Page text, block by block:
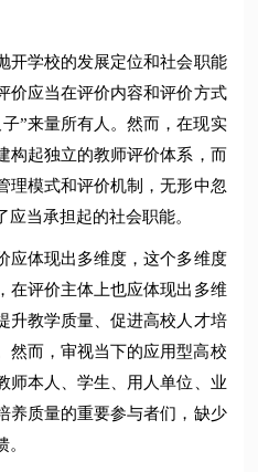
开学校的发展定位和社会职能
价应当在评价内容和评价方式
”来量所有人。然而，在现实
构起独立的教师评价体系，而
理模式和评价机制，无形中忽
当承担起的社会职能。
应体现出多维度，这个多维度
在评价主体上也应体现出多维
升教学质量、促进高校人才培
然而，审视当下的应用型高校
师本人、学生、用人单位、业
养质量的重要参与者们，缺少